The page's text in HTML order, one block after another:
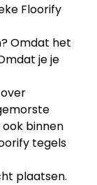
Floorify
Omdat het
je je
binnen
tegels
plaatsen.